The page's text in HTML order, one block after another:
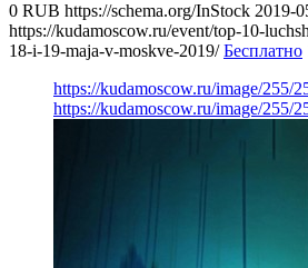
0 RUB https://schema.org/InStock 2019-
https://kudamoscow.ru/event/top-10-
18-i-19-maja-v-moskve-2019/ Бесплатно
https://kudamoscow.ru/image/255/
https://kudamoscow.ru/image/255/